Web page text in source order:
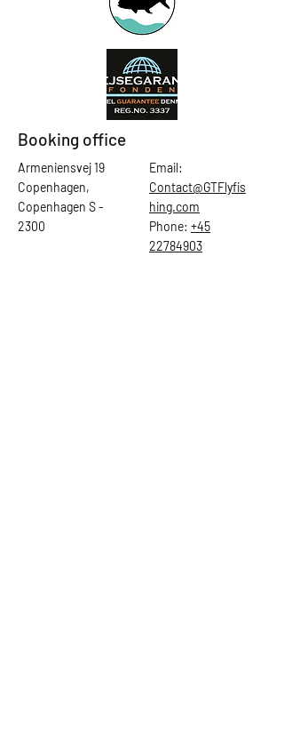
Booking office
Armeniensvej 19
Copenhagen,
Copenhagen S -
2300
Email:
Contact@GTFlyfis
hing.com
Phone: +45
22784903